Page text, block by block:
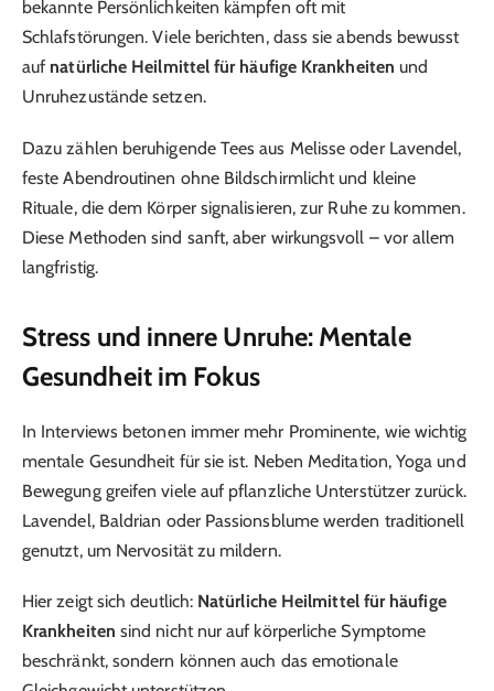
bekannte Persönlichkeiten kämpfen oft mit
Schlafstörungen. Viele berichten, dass sie abends bewusst
auf natürliche Heilmittel für häufige Krankheiten und
Unruhezustände setzen.
Dazu zählen beruhigende Tees aus Melisse oder Lavendel,
feste Abendroutinen ohne Bildschirmlicht und kleine
Rituale, die dem Körper signalisieren, zur Ruhe zu kommen.
Diese Methoden sind sanft, aber wirkungsvoll – vor allem
langfristig.
Stress und innere Unruhe: Mentale
Gesundheit im Fokus
In Interviews betonen immer mehr Prominente, wie wichtig
mentale Gesundheit für sie ist. Neben Meditation, Yoga und
Bewegung greifen viele auf pflanzliche Unterstützer zurück.
Lavendel, Baldrian oder Passionsblume werden traditionell
genutzt, um Nervosität zu mildern.
Hier zeigt sich deutlich: Natürliche Heilmittel für häufige
Krankheiten sind nicht nur auf körperliche Symptome
beschränkt, sondern können auch das emotionale